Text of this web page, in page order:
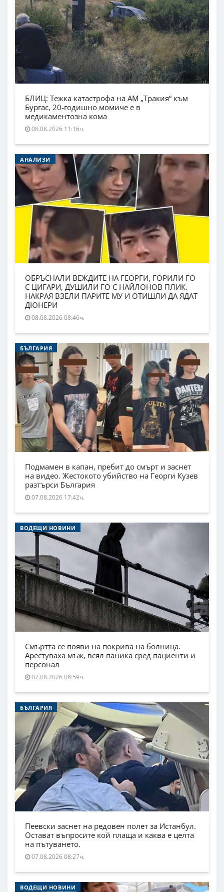
БЛИЦ: Тежка катастрофа на АМ „Тракия“ към
Бургас, 20-годишно момиче е в
медикаментозна кома
08.08.2026 11:16ч.
АНАЛИЗИ
ОБРЪСНАЛИ ВЕЖДИТЕ НА ГЕОРГИ, ГОРИЛИ ГО
С ЦИГАРИ, ДУШИЛИ ГО С НАЙЛОНОВ ПЛИК.
НАКРАЯ ВЗЕЛИ ПАРИТЕ МУ И ОТИШЛИ ДА ЯДАТ
ДЮНЕРИ
08.08.2026 08:46ч.
БЪЛГАРИЯ
Подмамен в капан, пребит до смърт и заснет
на видео. Жестокото убийство на Георги Кузев
разтърси България
07.08.2026 17:42ч.
ВОДЕЩИ НОВИНИ
Смъртта се появи на покрива на болница.
Арестуваха мъж, всял паника сред пациенти и
персонал
07.08.2026 08:59ч.
БЪЛГАРИЯ
Пеевски заснет на редовен полет за Истанбул.
Остават въпросите кой плаща и каква е целта
на пътуването.
07.08.2026 08:27ч.
ВОДЕЩИ НОВИНИ